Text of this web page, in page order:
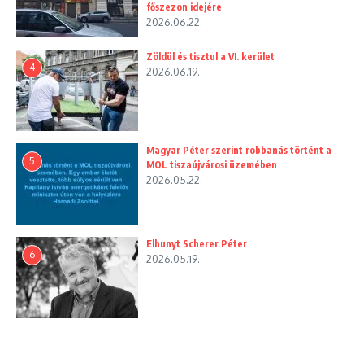
főszezon idejére
2026.06.22.
4
Zöldül és tisztul a VI. kerület
2026.06.19.
5
Magyar Péter szerint robbanás történt a
MOL tiszaújvárosi üzemében
2026.05.22.
6
Elhunyt Scherer Péter
2026.05.19.